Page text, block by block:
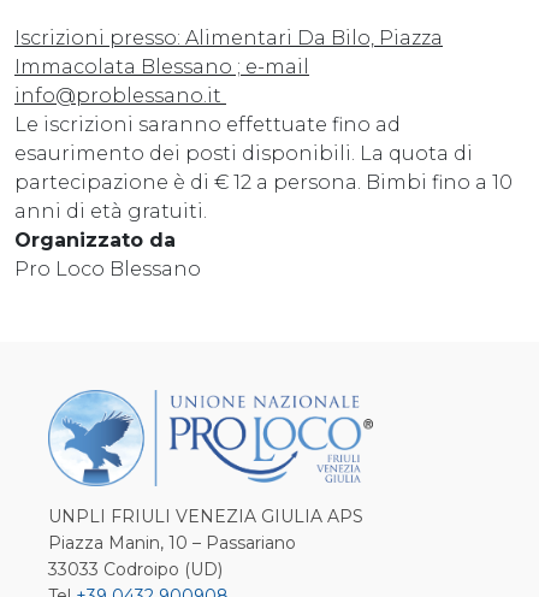
Iscrizioni presso: Alimentari Da Bilo, Piazza
Immacolata Blessano ; e-mail
info@problessano.it
Le iscrizioni saranno effettuate fino ad
esaurimento dei posti disponibili. La quota di
partecipazione è di € 12 a persona. Bimbi fino a 10
anni di età gratuiti.
Organizzato da
Pro Loco Blessano
UNPLI FRIULI VENEZIA GIULIA APS
Piazza Manin, 10 – Passariano
33033 Codroipo (UD)